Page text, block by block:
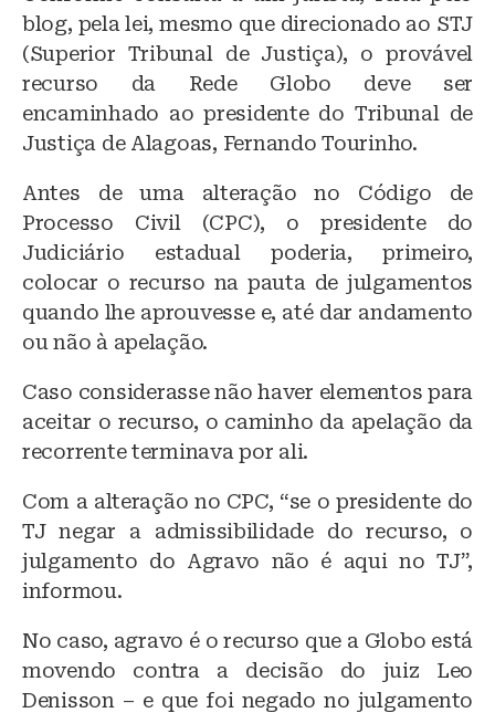
blog, pela lei, mesmo que direcionado ao STJ
(Superior Tribunal de Justiça), o provável
recurso da Rede Globo deve ser
encaminhado ao presidente do Tribunal de
Justiça de Alagoas, Fernando Tourinho.
Antes de uma alteração no Código de
Processo Civil (CPC), o presidente do
Judiciário estadual poderia, primeiro,
colocar o recurso na pauta de julgamentos
quando lhe aprouvesse e, até dar andamento
ou não à apelação.
Caso considerasse não haver elementos para
aceitar o recurso, o caminho da apelação da
recorrente terminava por ali.
Com a alteração no CPC, “se o presidente do
TJ negar a admissibilidade do recurso, o
julgamento do Agravo não é aqui no TJ”,
informou.
No caso, agravo é o recurso que a Globo está
movendo contra a decisão do juiz Leo
Denisson – e que foi negado no julgamento